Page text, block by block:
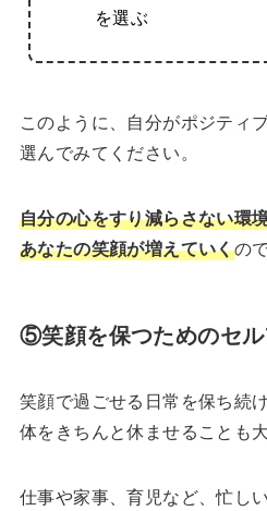
を選ぶ
このように、自分がポジティ
選んでみてください。
自分の心をすり減らさない環
あなたの笑顔が増えていくの
⑤笑顔を保つためのセ
笑顔で過ごせる日常を保ち続
体をきちんと休ませることも大
仕事や家事、育児など、忙し